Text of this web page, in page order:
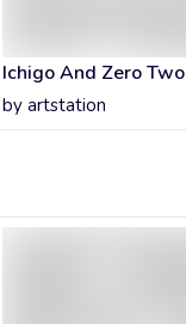
Ichigo And Zero Two
by artstation